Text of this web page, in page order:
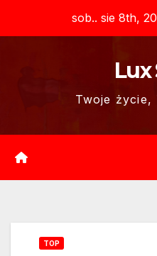
sob.. sie 8th,
Lux
Twoje życie,
TOP